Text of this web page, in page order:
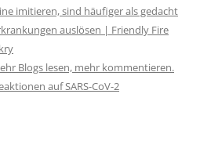
imitieren, sind häufiger als gedacht
auslösen | Friendly Fire
Blogs lesen, mehr kommentieren.
auf SARS-CoV-2